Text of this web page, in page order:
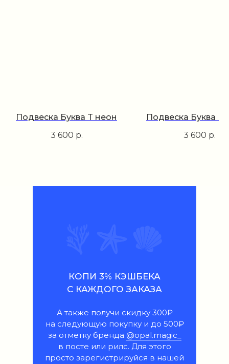
Подвеска Буква T неон
3 600 р.
Подвеска Буква U
3 600 р.
КОПИ 3% КЭШБЕКА
С КАЖДОГО ЗАКАЗА
А также получи скидку 300₽
на следующую покупку и до 500₽
за отметку бренда @opal.magic_
в посте или рилс. Для этого
просто зарегистрируйся в нашей